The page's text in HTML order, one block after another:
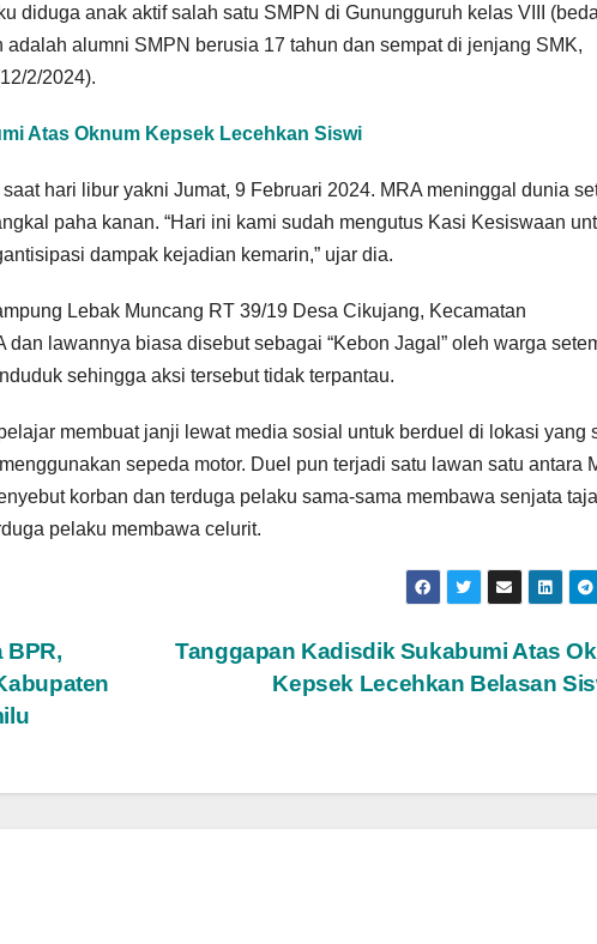
diduga anak aktif salah satu SMPN di Gunungguruh kelas VIII
alumni SMPN berusia 17 tahun dan sempat di jenjang SMK,
2/2024).
Atas Oknum Kepsek Lecehkan Siswi
hari libur yakni Jumat, 9 Februari 2024. MRA meninggal dunia
paha kanan. “Hari ini kami sudah mengutus Kasi Kesiswaan
dampak kejadian kemarin,” ujar dia.
Lebak Muncang RT 39/19 Desa Cikujang, Kecamatan
lawannya biasa disebut sebagai “Kebon Jagal” oleh warga
sehingga aksi tersebut tidak terpantau.
membuat janji lewat media sosial untuk berduel di lokasi yang
sepeda motor. Duel pun terjadi satu lawan satu antara
korban dan terduga pelaku sama-sama membawa senjata
pelaku membawa celurit.
Tanggapan Kadisdik Sukabumi Atas
Kepsek Lecehkan Belasan
BPR,